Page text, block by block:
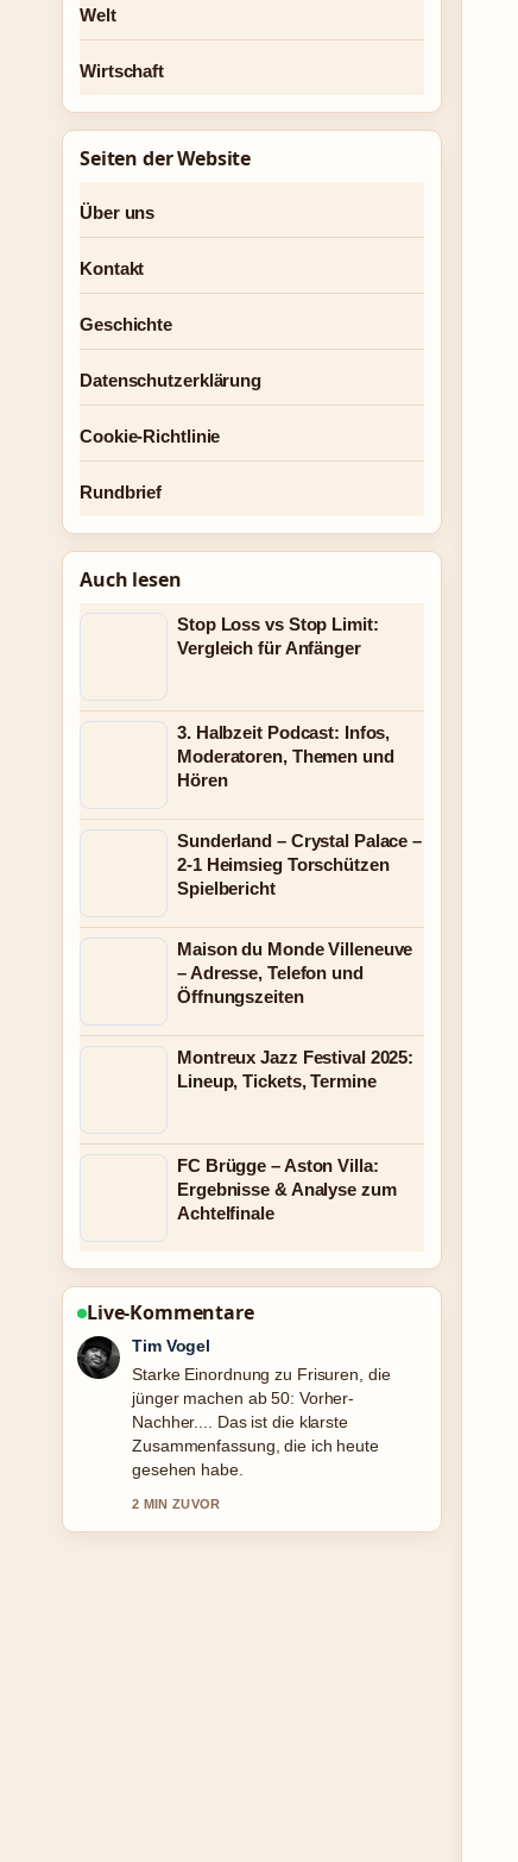
Welt
Wirtschaft
Seiten der Website
Über uns
Kontakt
Geschichte
Datenschutzerklärung
Cookie-Richtlinie
Rundbrief
Auch lesen
Stop Loss vs Stop Limit:
Vergleich für Anfänger
3. Halbzeit Podcast: Infos,
Moderatoren, Themen und
Hören
Sunderland – Crystal Palace –
2-1 Heimsieg Torschützen
Spielbericht
Maison du Monde Villeneuve
– Adresse, Telefon und
Öffnungszeiten
Montreux Jazz Festival 2025:
Lineup, Tickets, Termine
FC Brügge – Aston Villa:
Ergebnisse & Analyse zum
Achtelfinale
Live-Kommentare
Mila Kruger
Verfolge Der Mut, nicht gemocht zu
werden: Zusammenfassung... genau –
schaetze den ausgewogenen Ton hier.
4 MIN ZUVOR